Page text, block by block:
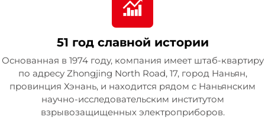
51 год славной истории
Основанная в 1974 году, компания имеет штаб-квартиру
по адресу Zhongjing North Road, 17, город Наньян,
провинция Хэнань, и находится рядом с Наньянским
научно-исследовательским институтом
взрывозащищенных электроприборов.